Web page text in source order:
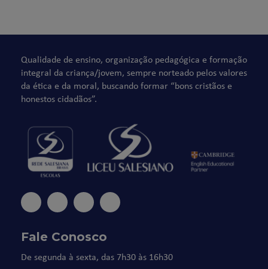
Qualidade de ensino, organização pedagógica e formação
integral da criança/jovem, sempre norteado pelos valores
da ética e da moral, buscando formar “bons cristãos e
honestos cidadãos”.
Fale Conosco
De segunda à sexta, das 7h30 às 16h30